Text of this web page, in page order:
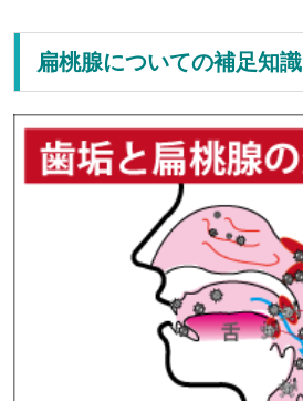
扁桃腺についての補足知識